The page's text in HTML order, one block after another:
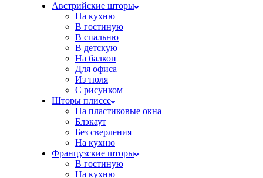
Австрийские шторы
На кухню
В гостиную
В спальню
В детскую
На балкон
Для офиса
Из тюля
С рисунком
Шторы плиссе
На пластиковые окна
Блэкаут
Без сверления
На кухню
Французские шторы
В гостиную
На кухню